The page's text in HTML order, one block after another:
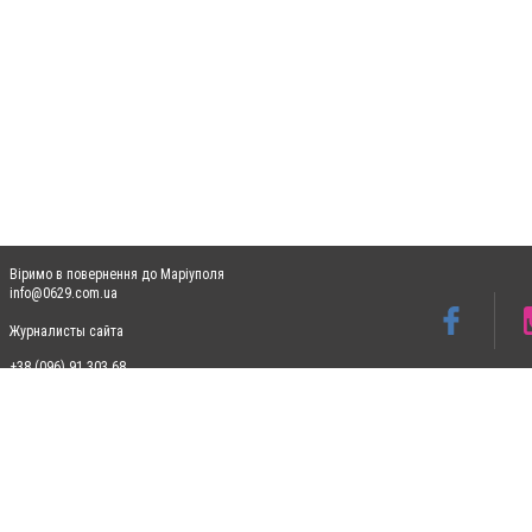
Віримо в повернення до Маріуполя
info@0629.com.ua
Журналисты сайта
+38 (096) 91 303 68